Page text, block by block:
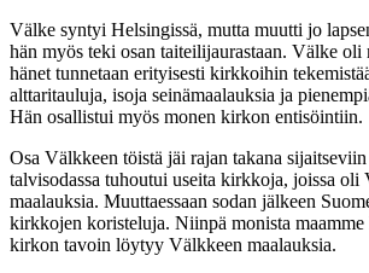
Välke syntyi Helsingissä, mutta muutti jo
hän myös teki osan taiteilijaurastaan. Välke oli
hänet tunnetaan erityisesti kirkkoihin
alttaritauluja, isoja seinämaalauksia ja
Hän osallistui myös monen kirkon entisöintiin.
Osa Välkkeen töistä jäi rajan takana
talvisodassa tuhoutui useita kirkkoja, joissa oli
maalauksia. Muuttaessaan sodan jälkeen
kirkkojen koristeluja. Niinpä monista
kirkon tavoin löytyy Välkkeen maalauksia.